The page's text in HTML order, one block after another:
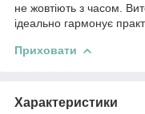
не жовтіють з часом.
ідеально гармонує
Приховати
Характеристики